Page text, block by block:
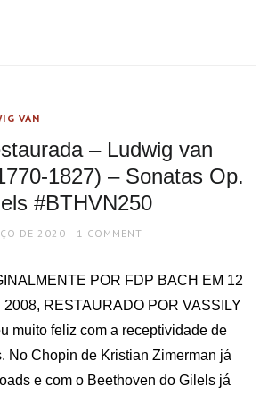
VAN
– Ludwig van
1827) – Sonatas Op.
#BTHVN250
DE 2020 1 COMMENT
POR FDP BACH EM 12
RESTAURADO POR VASSILY
muito feliz com a receptividade de
No Chopin de Kristian Zimerman já
e com o Beethoven do Gilels já